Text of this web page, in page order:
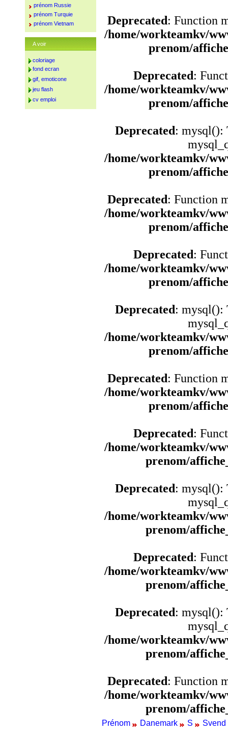
Deprecated: Function
/home/workteamkv/
prenom/
Deprecated:
/home/workteamkv/
prenom/
Deprecated: mysql():
/home/workteamkv/
prenom/
Deprecated: Function
/home/workteamkv/
prenom/
Deprecated:
/home/workteamkv/
prenom/
Deprecated: mysql():
/home/workteamkv/
prenom/
Deprecated: Function
/home/workteamkv/
prenom/
Deprecated:
/home/workteamkv/
prenom/
Deprecated: mysql():
/home/workteamkv/
prenom/
Deprecated:
/home/workteamkv/
prenom/
Deprecated: mysql():
/home/workteamkv/
prenom/
Deprecated: Function
/home/workteamkv/
prenom/
Prénom Danemark S Svend
prénom Russie
prénom Turquie
prénom Vietnam
A voir
coloriage
fond ecran
gif, emoticone
jeu flash
cv emploi